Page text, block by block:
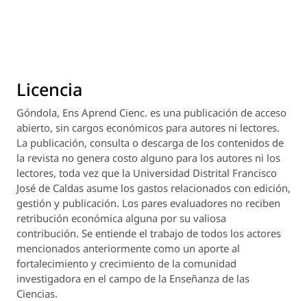
Licencia
Góndola, Ens Aprend Cienc. es una publicación de acceso
abierto, sin cargos económicos para autores ni lectores.
La publicación, consulta o descarga de los contenidos de
la revista no genera costo alguno para los autores ni los
lectores, toda vez que la Universidad Distrital Francisco
José de Caldas asume los gastos relacionados con edición,
gestión y publicación. Los pares evaluadores no reciben
retribución económica alguna por su valiosa
contribución. Se entiende el trabajo de todos los actores
mencionados anteriormente como un aporte al
fortalecimiento y crecimiento de la comunidad
investigadora en el campo de la Enseñanza de las
Ciencias.